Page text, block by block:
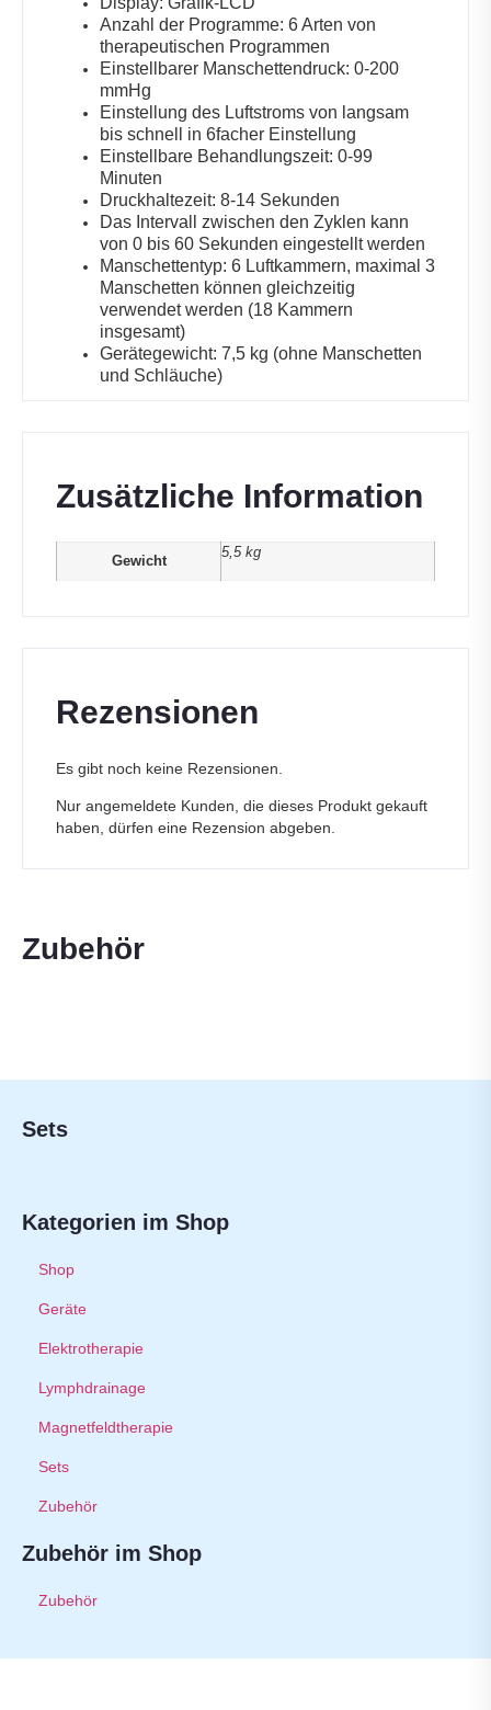
Sets
Kategorien im Shop
Shop
Geräte
Elektrotherapie
Lymphdrainage
Magnetfeldtherapie
Sets
Zubehör
Zubehör im Shop
Zubehör
Anzahl der Programme: 6 Arten von
therapeutischen Programmen
Einstellbarer Manschettendruck: 0-200
mmHg
Einstellung des Luftstroms von langsam
bis schnell in 6facher Einstellung
Einstellbare Behandlungszeit: 0-99
Minuten
Druckhaltezeit: 8-14 Sekunden
Das Intervall zwischen den Zyklen kann
von 0 bis 60 Sekunden eingestellt werden
Manschettentyp: 6 Luftkammern, maximal 3
Manschetten können gleichzeitig
verwendet werden (18 Kammern
insgesamt)
Gerätegewicht: 7,5 kg (ohne Manschetten
und Schläuche)
Zusätzliche Information
Gewicht
5,5 kg
Rezensionen
Es gibt noch keine Rezensionen.
Nur angemeldete Kunden, die dieses Produkt gekauft
haben, dürfen eine Rezension abgeben.
Zubehör